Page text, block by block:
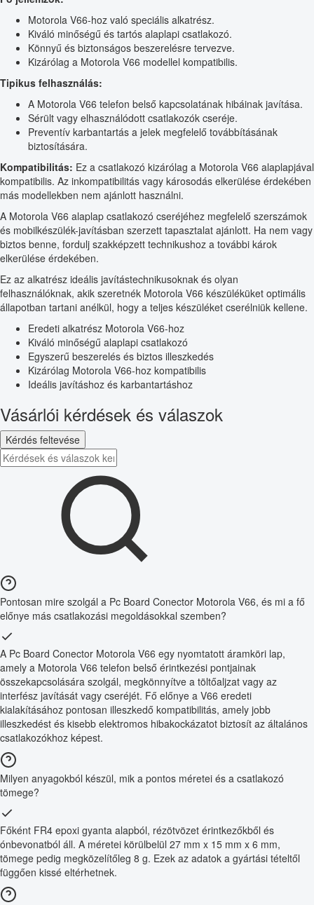
Motorola V66-hoz való speciális alkatrész.
Kiváló minőségű és tartós alaplapi csatlakozó.
Könnyű és biztonságos beszerelésre tervezve.
Kizárólag a Motorola V66 modellel kompatibilis.
Tipikus felhasználás:
A Motorola V66 telefon belső kapcsolatának hibáinak javítása.
Sérült vagy elhasználódott csatlakozók cseréje.
Preventív karbantartás a jelek megfelelő továbbításának
biztosítására.
Kompatibilitás: Ez a csatlakozó kizárólag a Motorola V66 alaplapjával
kompatibilis. Az inkompatibilitás vagy károsodás elkerülése érdekében
más modellekben nem ajánlott használni.
A Motorola V66 alaplap csatlakozó cseréjéhez megfelelő szerszámok
és mobilkészülék-javításban szerzett tapasztalat ajánlott. Ha nem vagy
biztos benne, fordulj szakképzett technikushoz a további károk
elkerülése érdekében.
Ez az alkatrész ideális javítástechnikusoknak és olyan
felhasználóknak, akik szeretnék Motorola V66 készüléküket optimális
állapotban tartani anélkül, hogy a teljes készüléket cserélniük kellene.
Eredeti alkatrész Motorola V66-hoz
Kiváló minőségű alaplapi csatlakozó
Egyszerű beszerelés és biztos illeszkedés
Kizárólag Motorola V66-hoz kompatibilis
Ideális javításhoz és karbantartáshoz
Vásárlói kérdések és válaszok
Kérdés feltevése
Pontosan mire szolgál a Pc Board Conector Motorola V66, és mi a fő
előnye más csatlakozási megoldásokkal szemben?
A Pc Board Conector Motorola V66 egy nyomtatott áramköri lap,
amely a Motorola V66 telefon belső érintkezési pontjainak
összekapcsolására szolgál, megkönnyítve a töltőaljzat vagy az
interfész javítását vagy cseréjét. Fő előnye a V66 eredeti
kialakításához pontosan illeszkedő kompatibilitás, amely jobb
illeszkedést és kisebb elektromos hibakockázatot biztosít az általános
csatlakozókhoz képest.
Milyen anyagokból készül, mik a pontos méretei és a csatlakozó
tömege?
Főként FR4 epoxi gyanta alapból, rézötvözet érintkezőkből és
ónbevonatból áll. A méretei körülbelül 27 mm x 15 mm x 6 mm,
tömege pedig megközelítőleg 8 g. Ezek az adatok a gyártási tételtől
függően kissé eltérhetnek.